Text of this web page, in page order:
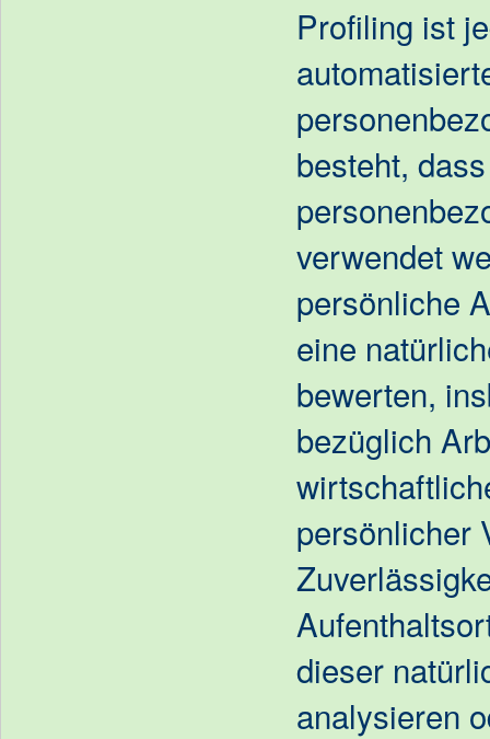
Profiling ist
besteht,
verwendet
persönliche
eine
bewerten,
bezüglich
persönlicher
dieser
analysieren